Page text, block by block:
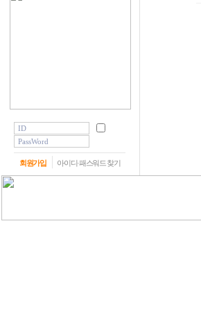
회원가입 아이디·패스워드 찾기